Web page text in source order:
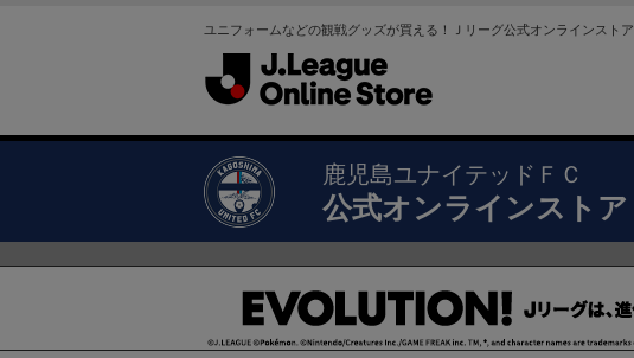
ユニフォームなどの観戦グッズが買える！Ｊリーグ公式オンラインストア
鹿児島ユナイテッドＦＣ
公式オンラインストア